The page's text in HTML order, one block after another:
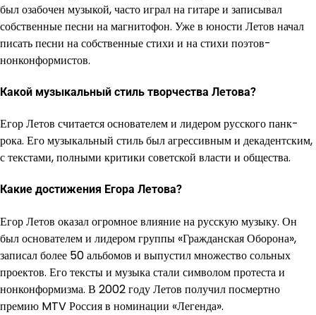
был озабочен музыкой, часто играл на гитаре и записывал
собственные песни на магнитофон. Уже в юности Летов начал
писать песни на собственные стихи и на стихи поэтов-
нонконформистов.
Какой музыкальный стиль творчества Летова?
Егор Летов считается основателем и лидером русского панк-
рока. Его музыкальный стиль был агрессивным и декадентским,
с текстами, полными критики советской власти и общества.
Какие достижения Егора Летова?
Егор Летов оказал огромное влияние на русскую музыку. Он
был основателем и лидером группы «Гражданская Оборона»,
записал более 50 альбомов и выпустил множество сольных
проектов. Его тексты и музыка стали символом протеста и
нонконформизма. В 2002 году Летов получил посмертно
премию MTV Россия в номинации «Легенда».